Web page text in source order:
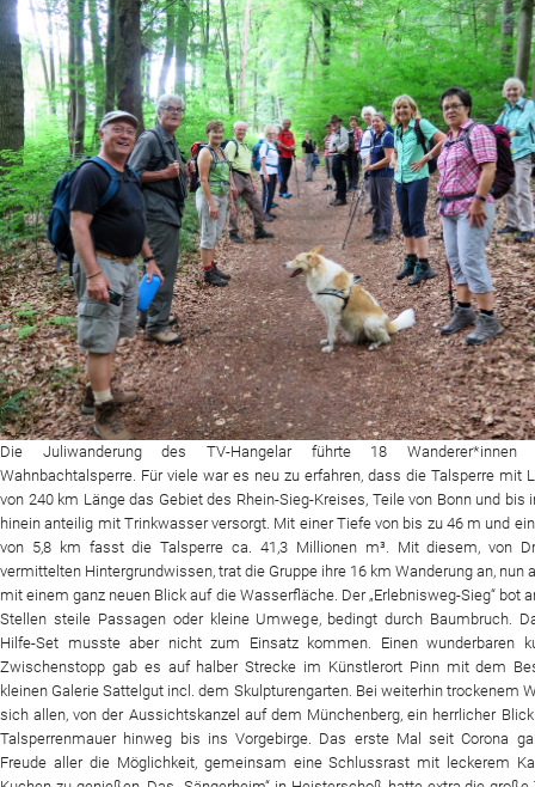
Website
News
Die Juliwanderung des TV-Hangelar führte 18
Wahnbachtalsperre. Für viele war es neu zu erfahren, dass die Talsperre mit
von 240 km Länge das Gebiet des Rhein-Sieg-Kreises, Teile von Bonn und bis
hinein anteilig mit Trinkwasser versorgt. Mit einer Tiefe von bis zu 46 m und
von 5,8 km fasst die Talsperre ca. 41,3 Millionen m³. Mit diesem, von
vermittelten Hintergrundwissen, trat die Gruppe ihre 16 km Wanderung an, nun
mit einem ganz neuen Blick auf die Wasserfläche. Der „Erlebnisweg-Sieg“ bot
Stellen steile Passagen oder kleine Umwege, bedingt durch Baumbruch.
Hilfe-Set musste aber nicht zum Einsatz kommen. Einen wunderbaren
Zwischenstopp gab es auf halber Strecke im Künstlerort Pinn mit dem
kleinen Galerie Sattelgut incl. dem Skulpturengarten. Bei weiterhin trockenem
sich allen, von der Aussichtskanzel auf dem Münchenberg, ein herrlicher
Talsperrenmauer hinweg bis ins Vorgebirge. Das erste Mal seit Corona
Freude aller die Möglichkeit, gemeinsam eine Schlussrast mit leckerem